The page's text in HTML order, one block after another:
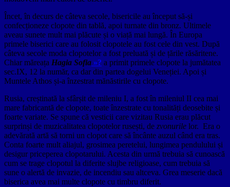
Încet, în decurs de câteva secole, bisericile au început să-și
confecționeze clopote din tablă, apoi turnate din bronz. Ultimele
aveau sunete mult mai plăcute și o viață mai lungă. În Europa
primele biserici care au folosit clopotele au fost cele din vest. După
câteva secole moda clopotelor a fost preluată și de țările răsăritene.
Chiar măreața Hagia Sofia »? a primit primele clopote la jumătatea
sec.IX, 12 la număr, ca dar din partea dogelui Veneției. Apoi și
Muntele Athos și-a înzestrat mănăstirile cu clopote.
Rusia, creștinată la sfârșit de mileniu I, a fost în mileniul II cea mai
mare fabricantă de clopote, toate înzestrate cu tonalități deosebite și
foarte variate. Se spune că vesticii care vizitau Rusia erau plăcut
surprinși de muzicalitatea clopotelor rusești, de zvonurile lor. Era o
adevărată artă să torni un clopot care să încânte auzul când era tras.
Conta foarte mult aliajul, grosimea peretelui, lungimea pendulului și
desigur priceperea clopotarului. Acesta din urmă trebuia să cunoască
cum se trage clopotul la diferite slujbe religioase, cum trebuia să
sune o alertă de invazie, de incendiu sau altceva. Grea meserie dacă
biserica avea mai multe clopote cu timbru diferit.